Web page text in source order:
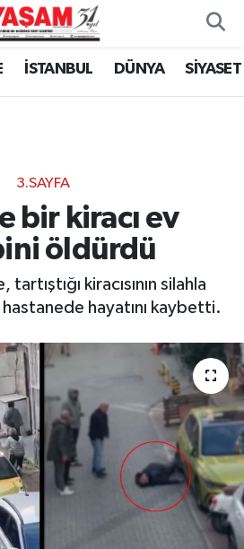
İSTANBUL DÜNYA SİYASET
3.SAYFA
bir kiracı ev
öldürdü
kiracısının silahla
hayatını kaybetti.